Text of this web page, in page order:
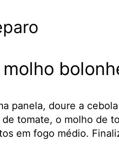
molho
panela, doure a
tomate, o molho de
em fogo médio.